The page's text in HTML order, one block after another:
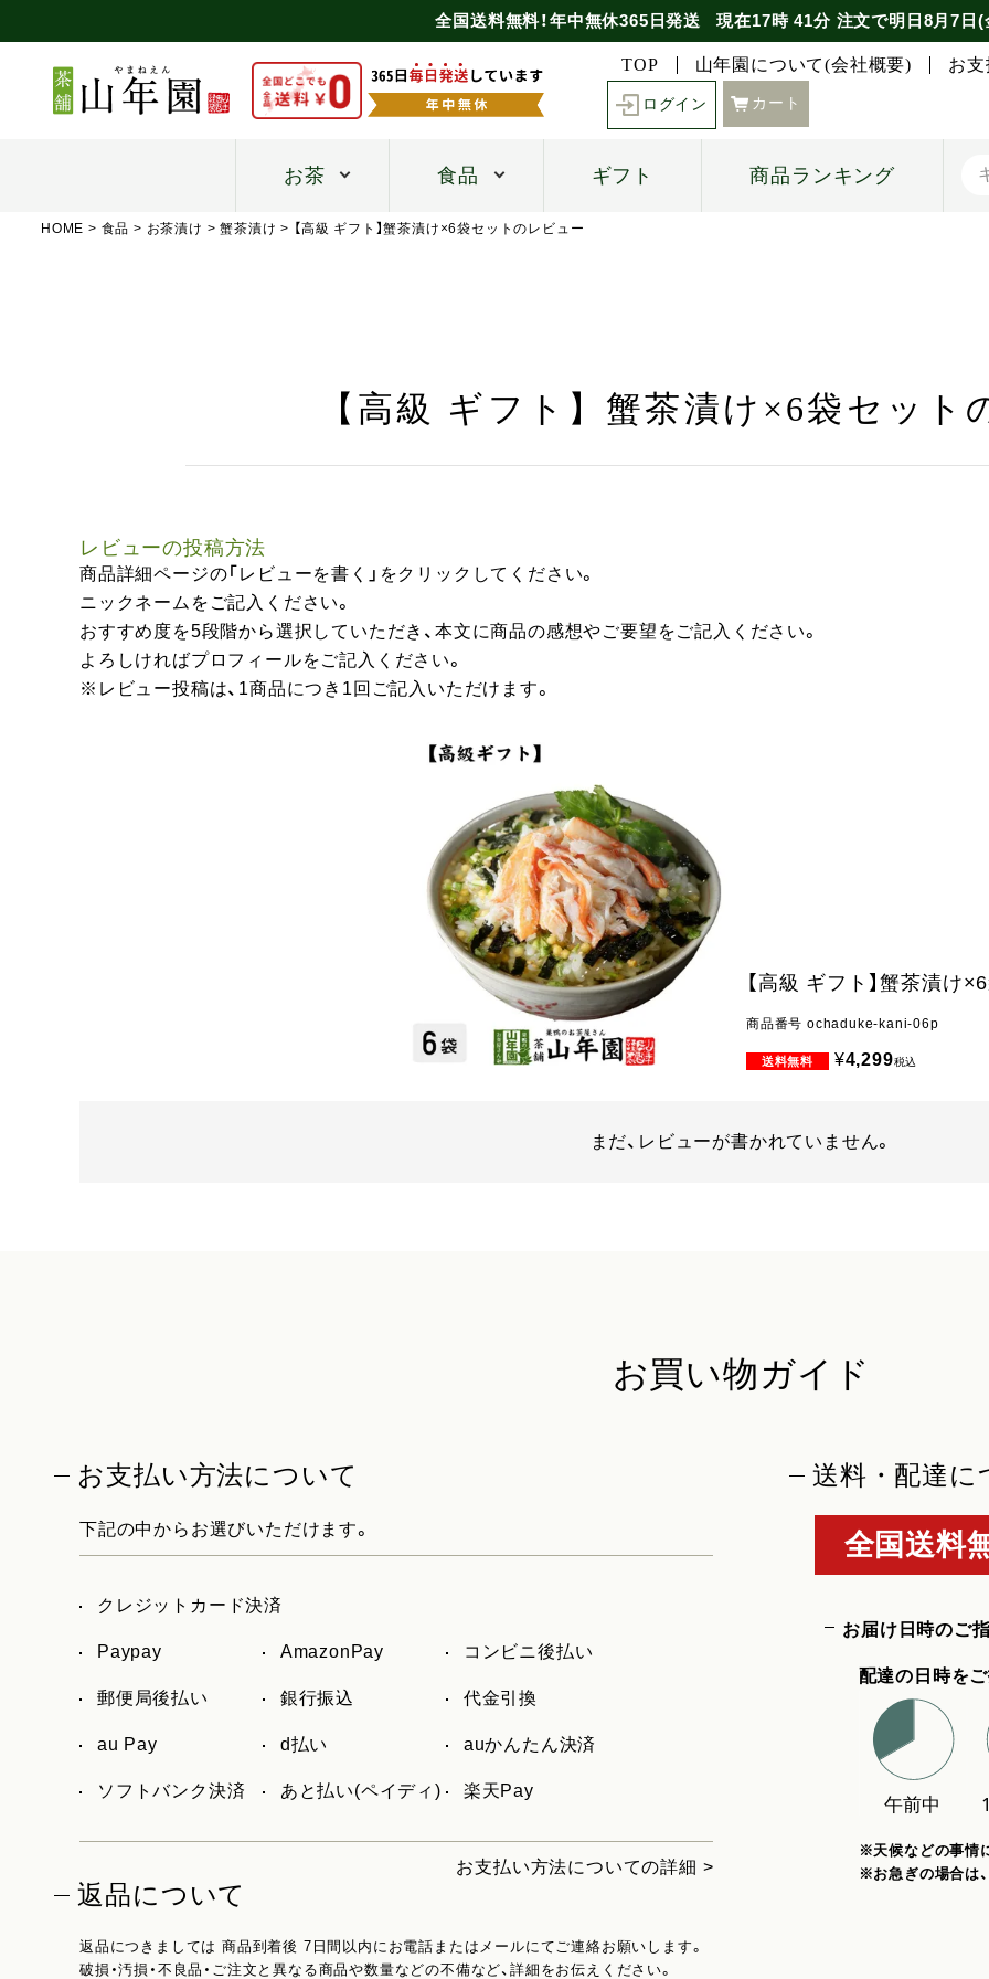
全国送料無料！年中無休365日発送 現在17時 41分注文で明日8月7日(
TOP 山年園について(会社概要) お
ログイン カート
お茶 食品 ギフト 商品ランキング
HOME 食品 お茶漬け 蟹茶漬け 【高級 ギフト】蟹茶漬け×6袋セットのレビュー
【高級 ギフト】蟹茶漬け×6袋セット
レビューの投稿方法
商品詳細ページの「レビューを書く」をクリックしてください。
ニックネームをご記入ください。
おすすめ度を5段階から選択していただき、本文に商品の感想やご要望をご記入ください。
よろしければプロフィールをご記入ください。
※レビュー投稿は、1商品につき1回ご記入いただけます。
【高級 ギフト】蟹茶漬け
商品番号 ochaduke-kani-06p
¥4,299税込
まだ、レビューが書かれていません。
お買い物ガイド
お支払い方法について
下記の中からお選びいただけます。
クレジットカード決済
Paypay AmazonPay コンビニ後払い
郵便局後払い 銀行振込 代金引換
au Pay d払い auかんたん決済
ソフトバンク決済 あと払い(ペイディ) 楽天Pay
お支払い方法についての詳細 >
返品について
返品につきましては 商品到着後 7日間以内にお電話またはメールにてご連絡お願いします。
破損・汚損・不良品・ご注文と異なる商品や数量などの不備など、詳細をお伝えください。
送料・配達に
全国送料
お届け日時のご
配達の日時を
※天候などの事情
※お急ぎの場合は